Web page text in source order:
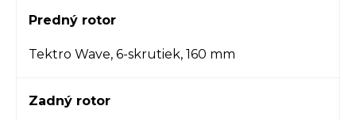
Predný rotor
Tektro Wave, 6-skrutiek, 160 mm
Zadný rotor